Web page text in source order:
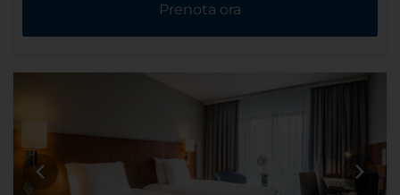
Prenota ora